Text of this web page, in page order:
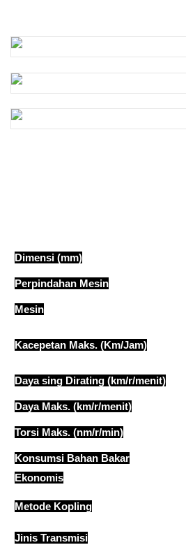
Dimensi (mm)
Perpindahan Mesin
Mesin
Kacepetan Maks. (Km/Jam)
Daya sing Dirating (km/r/menit)
Daya Maks. (km/r/menit)
Torsi Maks. (nm/r/min)
Konsumsi Bahan Bakar
Ekonomis
Metode Kopling
Jinis Transmisi